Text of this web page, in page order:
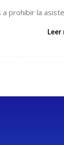
prohibir la
Leer